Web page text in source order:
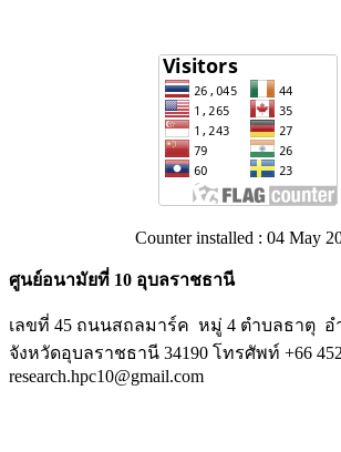
Counter installed : 04 May
ศูนย์อนามัยที่ 10 อุบลราชธานี
เลขที่ 45 ถนนสถลมาร์ค หมู่ 4 ตำบลธาตุ อ
จังหวัดอุบลราชธานี 34190 โทรศัพท์ +66
research.hpc10@gmail.com